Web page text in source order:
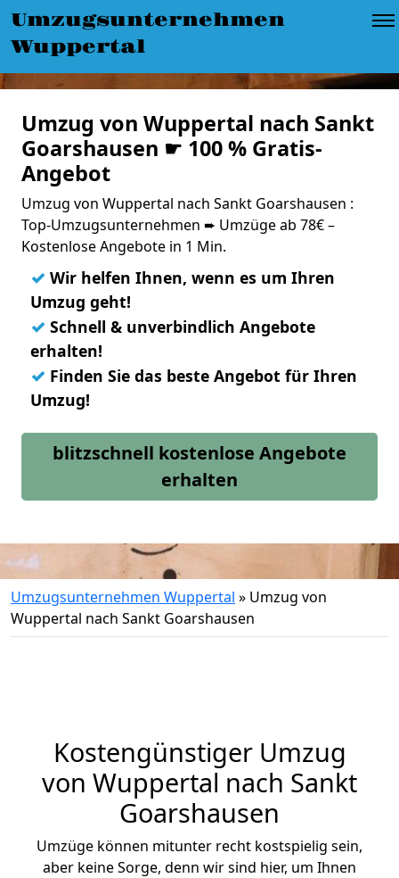
Umzugsunternehmen
Wuppertal
Umzug von Wuppertal nach Sankt
Goarshausen ☛ 100 % Gratis-
Angebot
Umzug von Wuppertal nach Sankt Goarshausen :
Top-Umzugsunternehmen ➨ Umzüge ab 78€ –
Kostenlose Angebote in 1 Min.
✓ Wir helfen Ihnen, wenn es um Ihren
Umzug geht!
✓ Schnell & unverbindlich Angebote
erhalten!
✓ Finden Sie das beste Angebot für Ihren
Umzug!
blitzschnell kostenlose Angebote
erhalten
Umzugsunternehmen Wuppertal » Umzug von
Wuppertal nach Sankt Goarshausen
Kostengünstiger Umzug
von Wuppertal nach Sankt
Goarshausen
Umzüge können mitunter recht kostspielig sein,
aber keine Sorge, denn wir sind hier, um Ihnen